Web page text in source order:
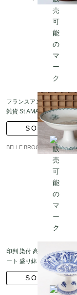
フランスアンティーク
雑貨 St AMAND コンポ
ート皿 MUGUET
SOLD
BELLE BROCANTE
印判 染付 高杯 コンポ
ート 盛り鉢 飾り鉢 ア
ンティーク ヴィンテー
ジ（人物・美人・花）
SOLD